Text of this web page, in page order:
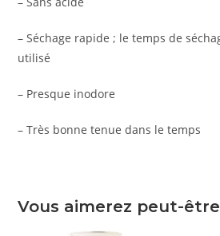
– Séchage rapide ; le temps de
utilisé
– Presque inodore
– Très bonne tenue dans le temps
Vous aimerez peut-